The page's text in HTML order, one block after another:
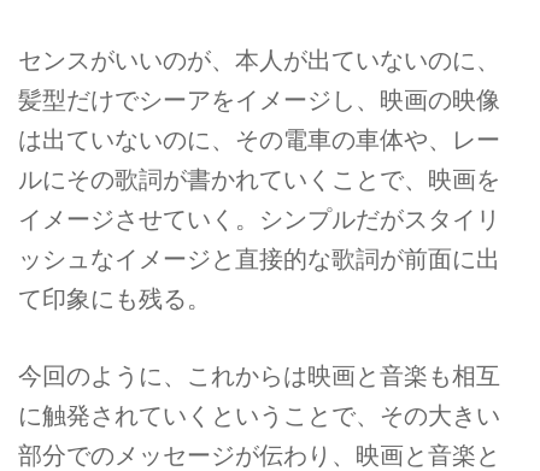
センスがいいのが、本人が出ていないのに、
髪型だけでシーアをイメージし、映画の映像
は出ていないのに、その電車の車体や、レー
ルにその歌詞が書かれていくことで、映画を
イメージさせていく。シンプルだがスタイリ
ッシュなイメージと直接的な歌詞が前面に出
て印象にも残る。
今回のように、これからは映画と音楽も相互
に触発されていくということで、その大きい
部分でのメッセージが伝わり、映画と音楽と